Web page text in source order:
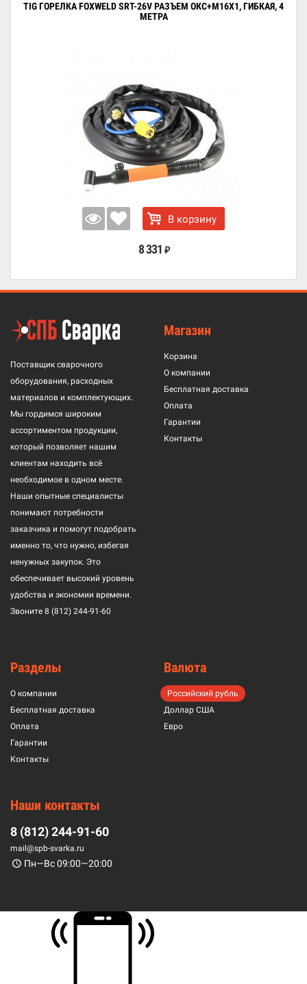
TIG ГОРЕЛКА FOXWELD SRT-26V РАЗЪЕМ ОКС+М16X1, ГИБКАЯ, 4
МЕТРА
В корзину
8 331 ₽
Поставщик сварочного
оборудования, расходных
материалов и комплектующих.
Мы гордимся широким
ассортиментом продукции,
который позволяет нашим
клиентам находить всё
необходимое в одном месте.
Наши опытные специалисты
понимают потребности
заказчика и помогут подобрать
именно то, что нужно, избегая
ненужных закупок. Это
обеспечивает высокий уровень
удобства и экономии времени.
Звоните 8 (812) 244-91-60
Магазин
Корзина
О компании
Бесплатная доставка
Оплата
Гарантии
Контакты
Разделы
О компании
Бесплатная доставка
Оплата
Гарантии
Контакты
Валюта
Российский рубль
Доллар США
Евро
Наши контакты
8 (812) 244-91-60
mail@spb-svarka.ru
Пн—Вс 09:00—20:00